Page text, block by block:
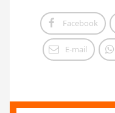
Facebook
E-mail